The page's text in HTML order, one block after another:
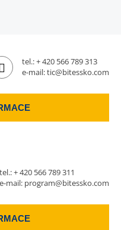
tel.:+ 420 566 789 313
e-mail:tic@bitessko.com
tel.:+ 420 566 789 311
e-mail: program@bitessko.com